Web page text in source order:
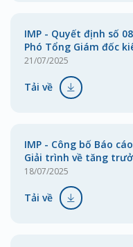
IMP - Quyết định số
Phó Tổng Giám đốc
21/07/2025
Tải về
IMP - Công bố Báo
Giải trình về tăng
18/07/2025
Tải về